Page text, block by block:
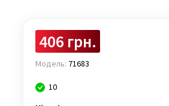
406 грн.
Модель: 71683
10